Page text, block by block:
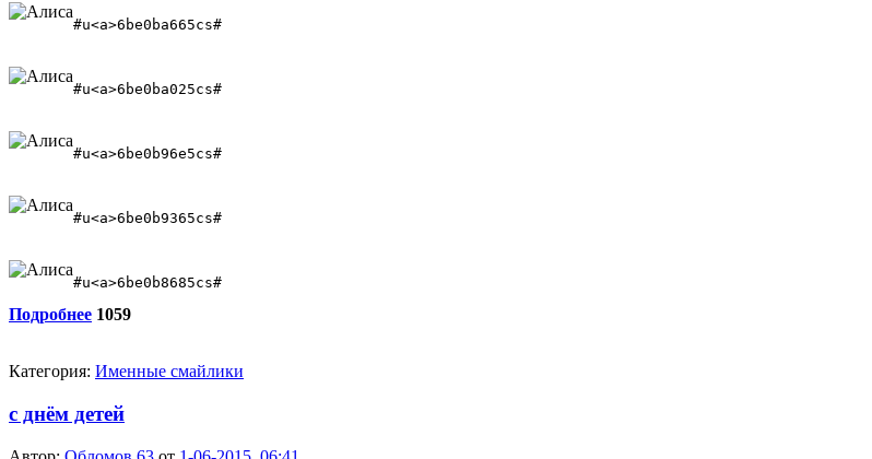
#u<a>6be0ba665cs#
#u<a>6be0ba025cs#
#u<a>6be0b96e5cs#
#u<a>6be0b9365cs#
#u<a>6be0b8685cs#
Подробнее 1059
Категория: Именные смайлики
с днём детей